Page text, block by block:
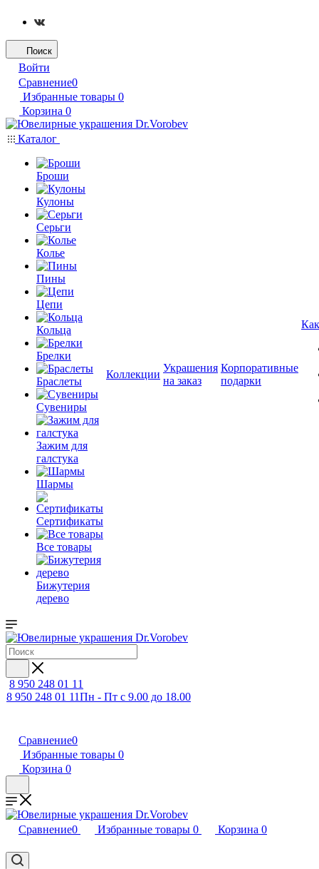
Поиск
Войти
Сравнение0
Избранные товары 0
Корзина 0
Каталог
Броши
Кулоны
Серьги
Колье
Пины
Цепи
Кольца
Брелки
Браслеты
Сувениры
Зажим для
галстука
Шармы
Сертификаты
Все товары
Бижутерия
дерево
Коллекции
Украшения
на заказ
Корпоративные
подарки
8 950 248 01 11
8 950 248 01 11Пн - Пт с 9.00 до 18.00
Сравнение0
Избранные товары 0
Корзина 0
Сравнение0 Избранные товары 0 Корзина 0